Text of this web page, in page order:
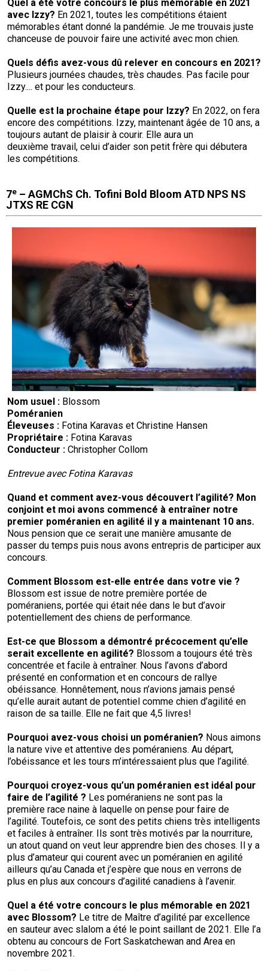
Quel a été votre concours le plus mémorable en 2021
avec Izzy? En 2021, toutes les compétitions étaient
mémorables étant donné la pandémie. Je me trouvais juste
chanceuse de pouvoir faire une activité avec mon chien.
Quels défis avez-vous dû relever en concours en 2021?
Plusieurs journées chaudes, très chaudes. Pas facile pour
Izzy.... et pour les conducteurs.
Quelle est la prochaine étape pour Izzy? En 2022, on fera
encore des compétitions. Izzy, maintenant âgée de 10 ans, a
toujours autant de plaisir à courir. Elle aura un
deuxième travail, celui d’aider son petit frère qui débutera
les compétitions.
7e – AGMChS Ch. Tofini Bold Bloom ATD NPS NS
JTXS RE CGN
Nom usuel : Blossom
Poméranien
Éleveuses : Fotina Karavas et Christine Hansen
Propriétaire : Fotina Karavas
Conducteur : Christopher Collom
Entrevue avec Fotina Karavas
Quand et comment avez-vous découvert l’agilité? Mon
conjoint et moi avons commencé à entraîner notre
premier poméranien en agilité il y a maintenant 10 ans.
Nous pension que ce serait une manière amusante de
passer du temps puis nous avons entrepris de participer aux
concours.
Comment Blossom est-elle entrée dans votre vie ?
Blossom est issue de notre première portée de
poméraniens, portée qui était née dans le but d’avoir
potentiellement des chiens de performance.
Est-ce que Blossom a démontré précocement qu’elle
serait excellente en agilité? Blossom a toujours été très
concentrée et facile à entraîner. Nous l’avons d’abord
présenté en conformation et en concours de rallye
obéissance. Honnêtement, nous n’avions jamais pensé
qu’elle aurait autant de potentiel comme chien d’agilité en
raison de sa taille. Elle ne fait que 4,5 livres!
Pourquoi avez-vous choisi un poméranien? Nous aimons
la nature vive et attentive des poméraniens. Au départ,
l’obéissance et les tours m’intéressaient plus que l’agilité.
Pourquoi croyez-vous qu’un poméranien est idéal pour
faire de l’agilité ? Les poméraniens ne sont pas la
première race naine à laquelle on pense pour faire de
l’agilité. Toutefois, ce sont des petits chiens très intelligents
et faciles à entraîner. Ils sont très motivés par la nourriture,
un atout quand on veut leur apprendre bien des choses. Il y a
plus d’amateur qui courent avec un poméranien en agilité
ailleurs qu’au Canada et j’espère que nous en verrons de
plus en plus aux concours d’agilité canadiens à l’avenir.
Quel a été votre concours le plus mémorable en 2021
avec Blossom? Le titre de Maître d’agilité par excellence
en sauteur avec slalom a été le point saillant de 2021. Elle l’a
obtenu au concours de Fort Saskatchewan and Area en
novembre 2021.